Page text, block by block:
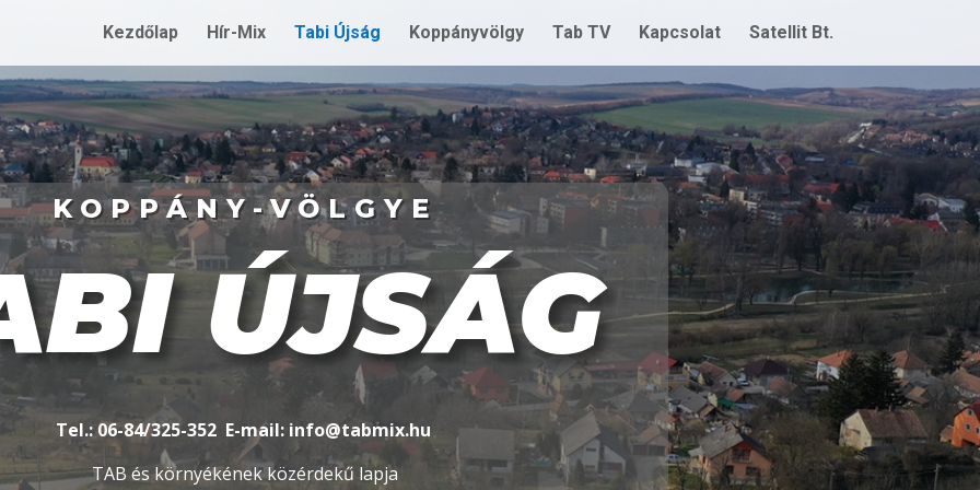
Kezdőlap Hír-Mix Tabi Újság Koppányvölgy Tab TV Kapcsolat Satellit Bt.
KOPPÁNY-VÖLGYE
ÚJSÁG
Tel.: 06-84/325-352 E-mail: info@tabmix.hu
TAB és környékének közérdekű lapja